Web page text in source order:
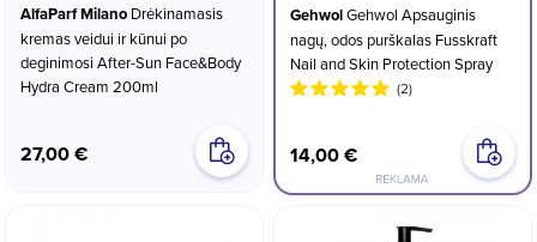
AlfaParf Milano
kremas veidui ir kūnui po
deginimosi After-Sun Face&Body
Hydra Cream 200ml
27,00 €
Gehwol
nagų, odos purškalas Fusskraft
Nail and Skin Protection Spray
(2)
14,00 €